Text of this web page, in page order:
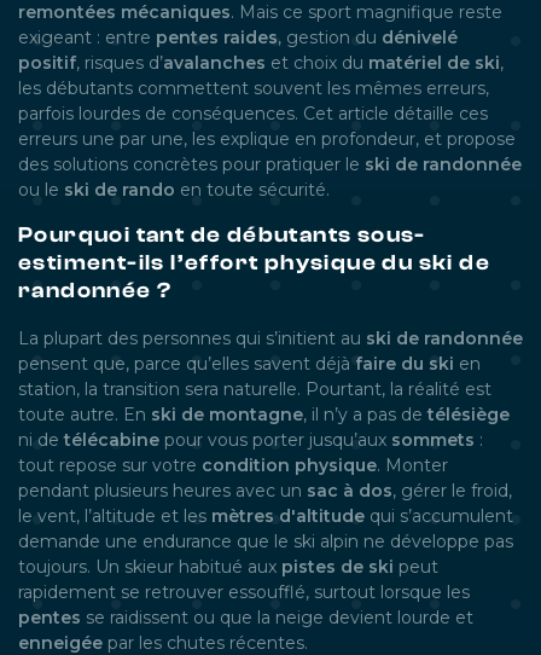
remontées mécaniques. Mais ce sport magnifique reste
exigeant : entre pentes raides, gestion du dénivelé
positif, risques d’avalanches et choix du matériel de ski,
les débutants commettent souvent les mêmes erreurs,
parfois lourdes de conséquences. Cet article détaille ces
erreurs une par une, les explique en profondeur, et propose
des solutions concrètes pour pratiquer le ski de randonnée
ou le ski de rando en toute sécurité.
Pourquoi tant de débutants sous-
estiment-ils l’effort physique du ski de
randonnée ?
La plupart des personnes qui s’initient au ski de randonnée
pensent que, parce qu’elles savent déjà faire du ski en
station, la transition sera naturelle. Pourtant, la réalité est
toute autre. En ski de montagne, il n’y a pas detélésiège
ni detélécabine pour vous porter jusqu’aux sommets :
tout repose sur votre condition physique. Monter
pendant plusieurs heures avec un sac à dos, gérer le froid,
le vent, l’altitude et les mètres d'altitude qui s’accumulent
demande une endurance que le ski alpin ne développe pas
toujours. Un skieur habitué aux pistes de ski peut
rapidement se retrouver essoufflé, surtout lorsque les
pentes se raidissent ou que la neige devient lourde et
enneigée par les chutes récentes.